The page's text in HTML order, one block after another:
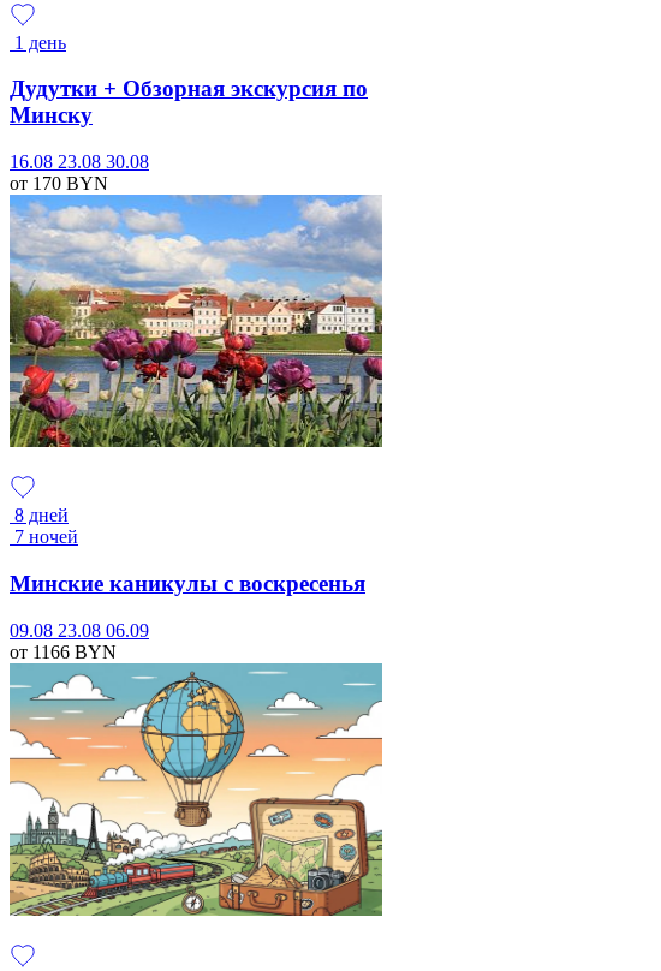
1 день
Дудутки + Обзорная экскурсия по
Минску
16.08 23.08 30.08
от 170 BYN
8 дней
7 ночей
Минские каникулы с воскресенья
09.08 23.08 06.09
от 1166 BYN